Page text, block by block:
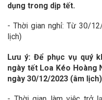
dụng trong dịp tết.
- Thời gian nghỉ: Từ 30/
lịch)
Lưu ý: Để phục vụ quý
ngày tết Loa Kéo Hoàng
ngày 30/12/2023 (âm lịch)